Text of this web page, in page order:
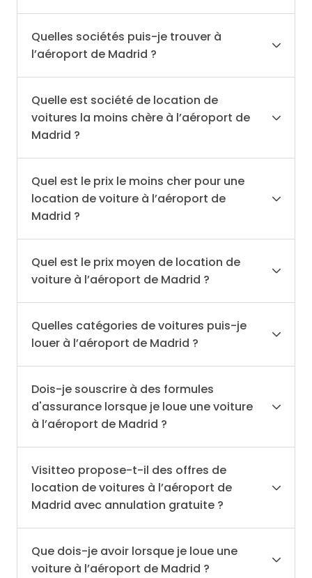
Quelles sociétés puis-je trouver à
l’aéroport de Madrid ?
Quelle est société de location de
voitures la moins chère à l’aéroport de
Madrid ?
Quel est le prix le moins cher pour une
location de voiture à l’aéroport de
Madrid ?
Quel est le prix moyen de location de
voiture à l’aéroport de Madrid ?
Quelles catégories de voitures puis-je
louer à l’aéroport de Madrid ?
Dois-je souscrire à des formules
d'assurance lorsque je loue une voiture
à l’aéroport de Madrid ?
Visitteo propose-t-il des offres de
location de voitures à l’aéroport de
Madrid avec annulation gratuite ?
Que dois-je avoir lorsque je loue une
voiture à l’aéroport de Madrid ?